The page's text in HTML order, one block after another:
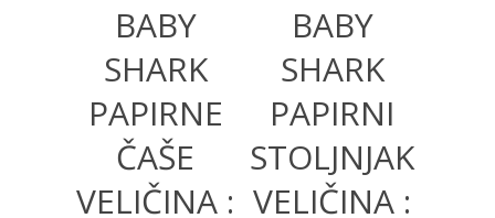
BABY
SHARK
PAPIRNE
ČAŠE
VELIČINA :
BABY
SHARK
PAPIRNI
STOLJNJAK
VELIČINA :